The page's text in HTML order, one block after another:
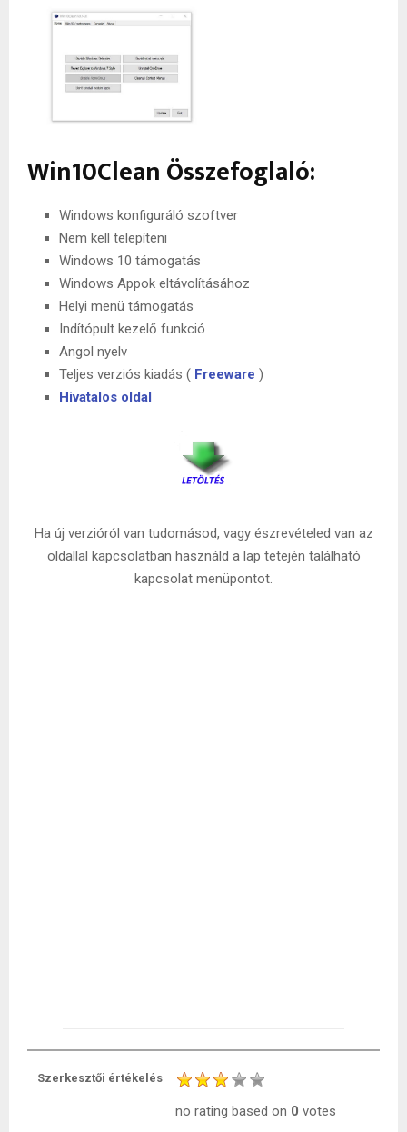
Win10Clean Összefoglaló:
Windows konfiguráló szoftver
Nem kell telepíteni
Windows 10 támogatás
Windows Appok eltávolításához
Helyi menü támogatás
Indítópult kezelő funkció
Angol nyelv
Teljes verziós kiadás ( Freeware )
Hivatalos oldal
Ha új verzióról van tudomásod, vagy észrevételed van az
oldallal kapcsolatban használd a lap tetején található
kapcsolat menüpontot.
Szerkesztői értékelés
no rating based on 0 votes